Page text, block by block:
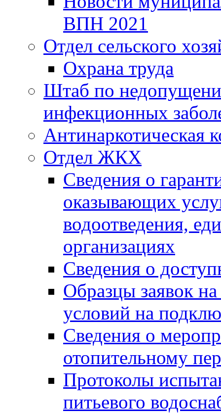
ВПН 2021
Отдел сельского
Охрана труда
Штаб по
инфекционных
Антинаркотическая
Отдел ЖКХ
Сведения о
оказывающих
водоотведения,
организациях
Сведения о
Образцы заявок
условий на
Сведения о
отопительному
Протоколы
питьевого